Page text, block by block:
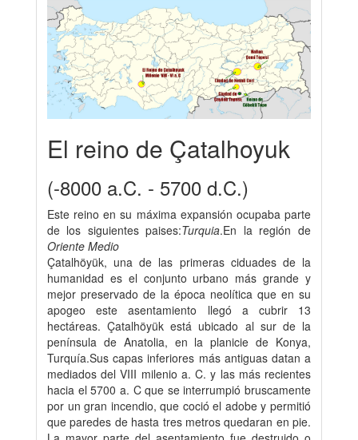
El reino de Çatalhoyuk
(-8000 a.C. - 5700 d.C.)
Este reino en su máxima expansión ocupaba parte
de los siguientes paises:Turquia.En la región de
Oriente Medio
Çatalhöyük, una de las primeras ciduades de la
humanidad es el conjunto urbano más grande y
mejor preservado de la época neolítica que en su
apogeo este asentamiento llegó a cubrir 13
hectáreas. Çatalhöyük está ubicado al sur de la
península de Anatolia, en la planicie de Konya,
Turquía.Sus capas inferiores más antiguas datan a
mediados del VIII milenio a. C. y las más recientes
hacia el 5700 a. C que se interrumpió bruscamente
por un gran incendio, que coció el adobe y permitió
que paredes de hasta tres metros quedaran en pie.